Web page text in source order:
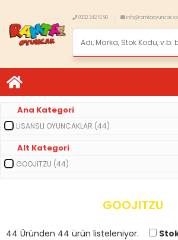
0332 342 16 90
Ana Kategori
LİSANSLI OYUNCAKLAR (44)
Alt Kategori
GOOJITZU (44)
GOOJITZU
44 Üründen 44 ürün listeleniyor.